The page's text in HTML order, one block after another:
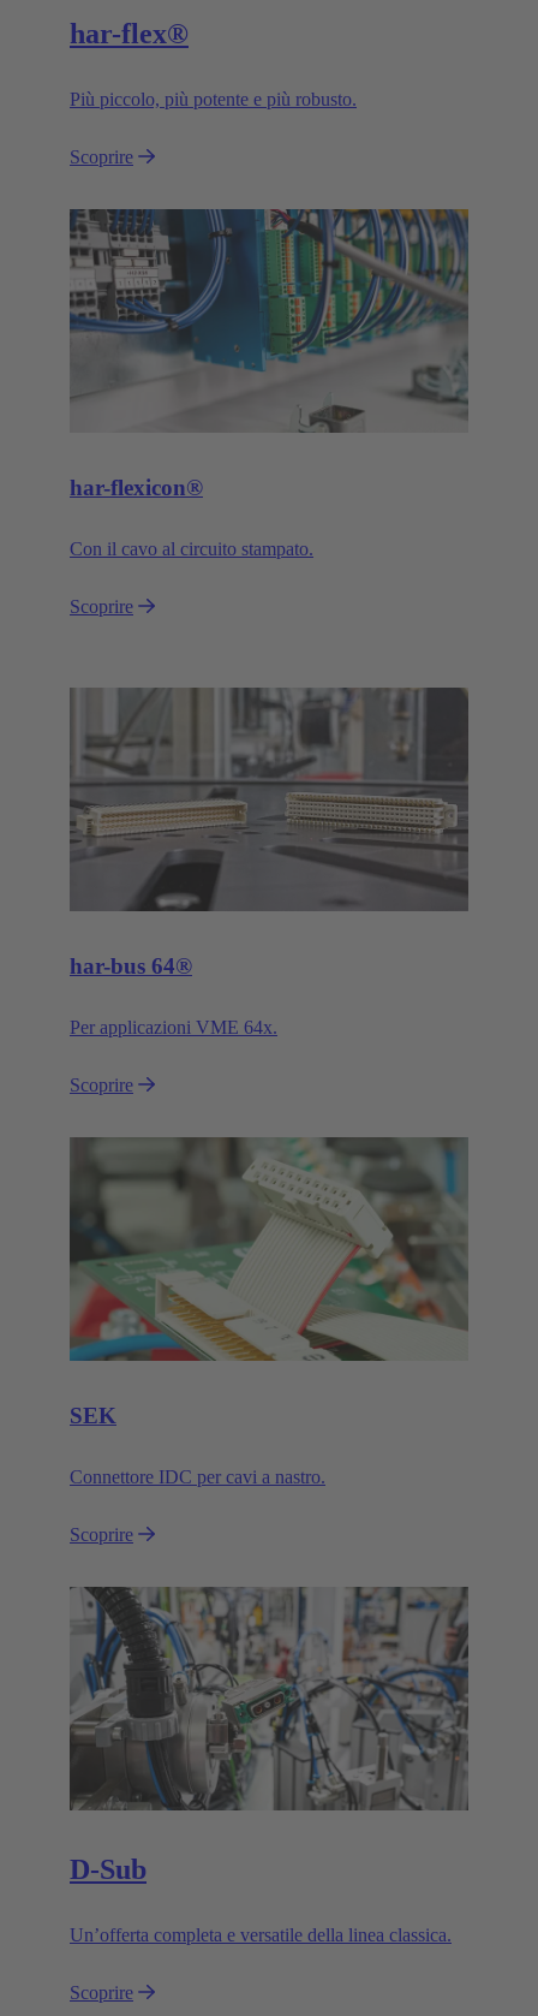
har-flex®
Più piccolo, più potente e più robusto.
Scoprire
har-flexicon®
Con il cavo al circuito stampato.
Scoprire
har-bus 64®
Per applicazioni VME 64x.
Scoprire
SEK
Connettore IDC per cavi a nastro.
Scoprire
D-Sub
Un’offerta completa e versatile della linea classica.
Scoprire